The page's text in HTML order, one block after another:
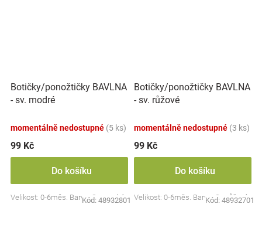
Botičky/ponožtičky BAVLNA
- sv. modré
momentálně nedostupné (5 ks)
99 Kč
Do košíku
Velikost: 0-6měs. Barva: Sv. modré
Kód: 48932801
Botičky/ponožtičky BAVLNA
- sv. růžové
momentálně nedostupné (3 ks)
99 Kč
Do košíku
Velikost: 0-6měs. Barva: Sv. růžová
Kód: 48932701